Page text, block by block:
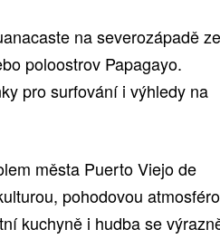
na severozápadě
poloostrov Papagayo.
pro surfování i výhledy na
města Puerto Viejo de
pohodovou
kuchyně i hudba se